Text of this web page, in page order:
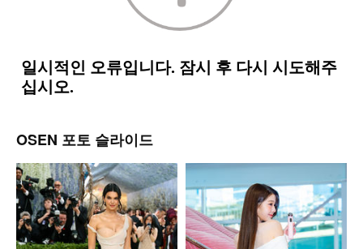
OSEN 포토 슬라이드